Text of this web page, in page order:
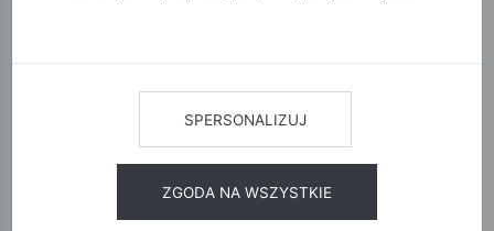
SPERSONALIZUJ
ZGODA NA WSZYSTKIE